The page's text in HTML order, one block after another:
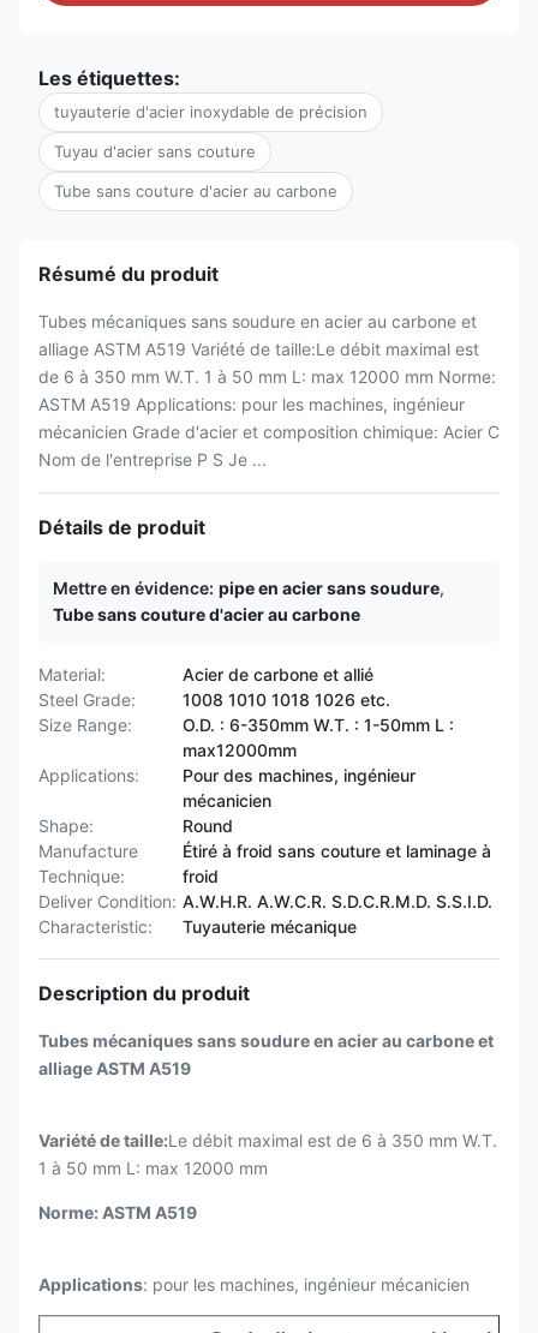
Les étiquettes:
tuyauterie d'acier inoxydable de précision
Tuyau d'acier sans couture
Tube sans couture d'acier au carbone
Résumé du produit
Tubes mécaniques sans soudure en acier au carbone et
alliage ASTM A519 Variété de taille:Le débit maximal est
de 6 à 350 mm W.T. 1 à 50 mm L: max 12000 mm Norme:
ASTM A519 Applications: pour les machines, ingénieur
mécanicien Grade d'acier et composition chimique: Acier C
Nom de l'entreprise P S Je ...
Détails de produit
Mettre en évidence: pipe en acier sans soudure,
Tube sans couture d'acier au carbone
Material:
Acier de carbone et allié
Steel Grade:
1008 1010 1018 1026 etc.
Size Range:
O.D. : 6-350mm W.T. : 1-50mm L :
max12000mm
Applications:
Pour des machines, ingénieur
mécanicien
Shape:
Round
Manufacture
Technique:
Étiré à froid sans couture et laminage à
froid
Deliver Condition: A.W.H.R. A.W.C.R. S.D.C.R.M.D. S.S.I.D.
Characteristic:
Tuyauterie mécanique
Description du produit
Tubes mécaniques sans soudure en acier au carbone et
alliage ASTM A519
Variété de taille:Le débit maximal est de 6 à 350 mm W.T.
1 à 50 mm L: max 12000 mm
Norme: ASTM A519
Applications: pour les machines, ingénieur mécanicien